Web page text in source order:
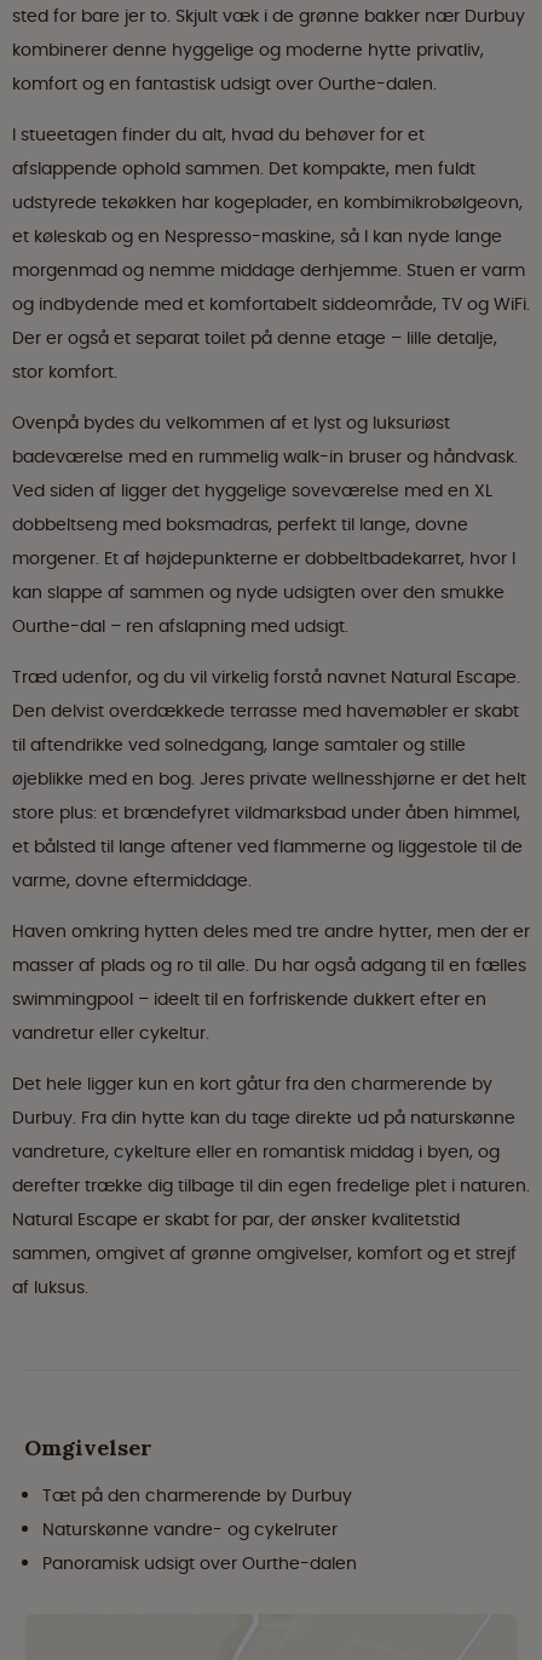
sted for bare jer to. Skjult væk i de grønne bakker nær Durbuy
kombinerer denne hyggelige og moderne hytte privatliv,
komfort og en fantastisk udsigt over Ourthe-dalen.
I stueetagen finder du alt, hvad du behøver for et
afslappende ophold sammen. Det kompakte, men fuldt
udstyrede tekøkken har kogeplader, en kombimikrobølgeovn,
et køleskab og en Nespresso-maskine, så I kan nyde lange
morgenmad og nemme middage derhjemme. Stuen er varm
og indbydende med et komfortabelt siddeområde, TV og WiFi.
Der er også et separat toilet på denne etage – lille detalje,
stor komfort.
Ovenpå bydes du velkommen af et lyst og luksuriøst
badeværelse med en rummelig walk-in bruser og håndvask.
Ved siden af ligger det hyggelige soveværelse med en XL
dobbeltseng med boksmadras, perfekt til lange, dovne
morgener. Et af højdepunkterne er dobbeltbadekarret, hvor I
kan slappe af sammen og nyde udsigten over den smukke
Ourthe-dal – ren afslapning med udsigt.
Træd udenfor, og du vil virkelig forstå navnet Natural Escape.
Den delvist overdækkede terrasse med havemøbler er skabt
til aftendrikke ved solnedgang, lange samtaler og stille
øjeblikke med en bog. Jeres private wellnesshjørne er det helt
store plus: et brændefyret vildmarksbad under åben himmel,
et bålsted til lange aftener ved flammerne og liggestole til de
varme, dovne eftermiddage.
Haven omkring hytten deles med tre andre hytter, men der er
masser af plads og ro til alle. Du har også adgang til en fælles
swimmingpool – ideelt til en forfriskende dukkert efter en
vandretur eller cykeltur.
Det hele ligger kun en kort gåtur fra den charmerende by
Durbuy. Fra din hytte kan du tage direkte ud på naturskønne
vandreture, cykelture eller en romantisk middag i byen, og
derefter trække dig tilbage til din egen fredelige plet i naturen.
Natural Escape er skabt for par, der ønsker kvalitetstid
sammen, omgivet af grønne omgivelser, komfort og et strejf
af luksus.
Omgivelser
Tæt på den charmerende by Durbuy
Naturskønne vandre- og cykelruter
Panoramisk udsigt over Ourthe-dalen